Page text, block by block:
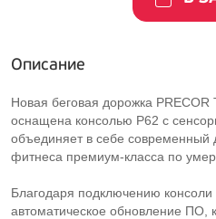
Описание
Новая беговая дорожка
оснащена консолью P62 с
объединяет в себе современный
фитнеса премиум-класса по
Благодаря подключению консоли
автоматическое обновление ПО,